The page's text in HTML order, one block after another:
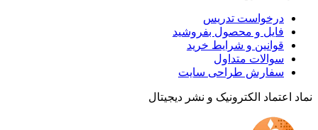
درخواست تدریس
فایل و محصول بفروشید
قوانین و شرایط خرید
سوالات متداول
سفارش طراحی سایت
اعتماد الکترونیک و نشر دیجیتال